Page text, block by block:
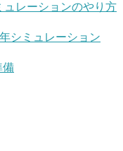
レーションのやり方
シミュレーション
備